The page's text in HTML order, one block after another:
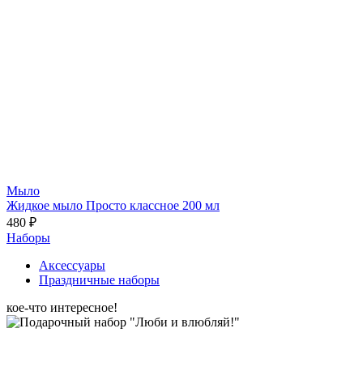
Мыло
Жидкое мыло Просто классное 200 мл
480 ₽
Наборы
Аксессуары
Праздничные наборы
кое-что интересное!